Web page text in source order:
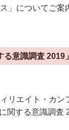
」についてご案
意識調査 2019
リエイト・カン
関する意識調査